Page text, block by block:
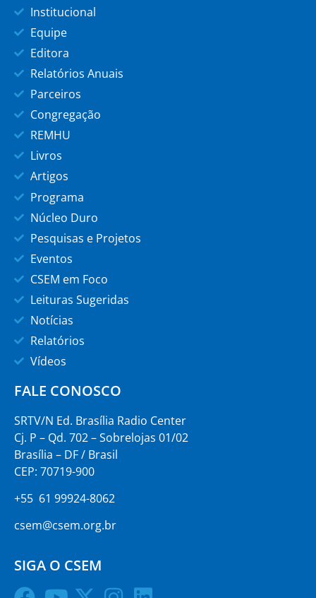
Institucional
Equipe
Editora
Relatórios Anuais
Parceiros
Congregação
REMHU
Livros
Artigos
Programa
Núcleo Duro
Pesquisas e Projetos
Eventos
CSEM em Foco
Leituras Sugeridas
Notícias
Relatórios
Vídeos
FALE CONOSCO
SRTV/N Ed. Brasília Radio Center
Cj. P – Qd. 702 – Sobrelojas 01/02
Brasília – DF / Brasil
CEP: 70719-900
+55 61 99924-8062
csem@csem.org.br
SIGA O CSEM